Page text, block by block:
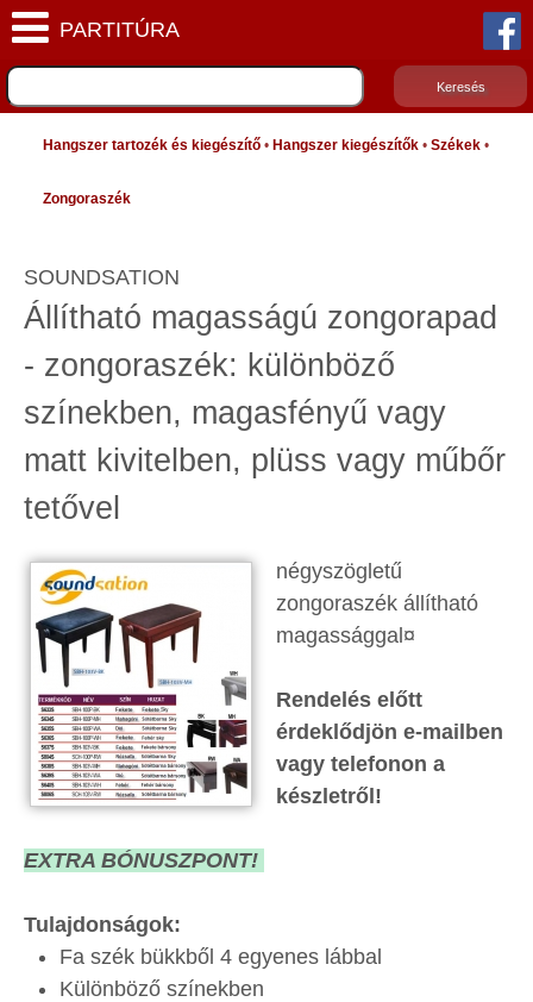
Hangszer tartozék és kiegészítő • Hangszer kiegészítők • Székek •
Zongoraszék
SOUNDSATION
Állítható magasságú zongorapad
- zongoraszék: különböző
színekben, magasfényű vagy
matt kivitelben, plüss vagy műbőr
tetővel
négyszögletű
zongoraszék állítható
magassággal¤
Rendelés előtt
érdeklődjön e-mailben
vagy telefonon a
készletről!
EXTRA BÓNUSZPONT!
Tulajdonságok:
Fa szék bükkből 4 egyenes lábbal
Különböző színekben